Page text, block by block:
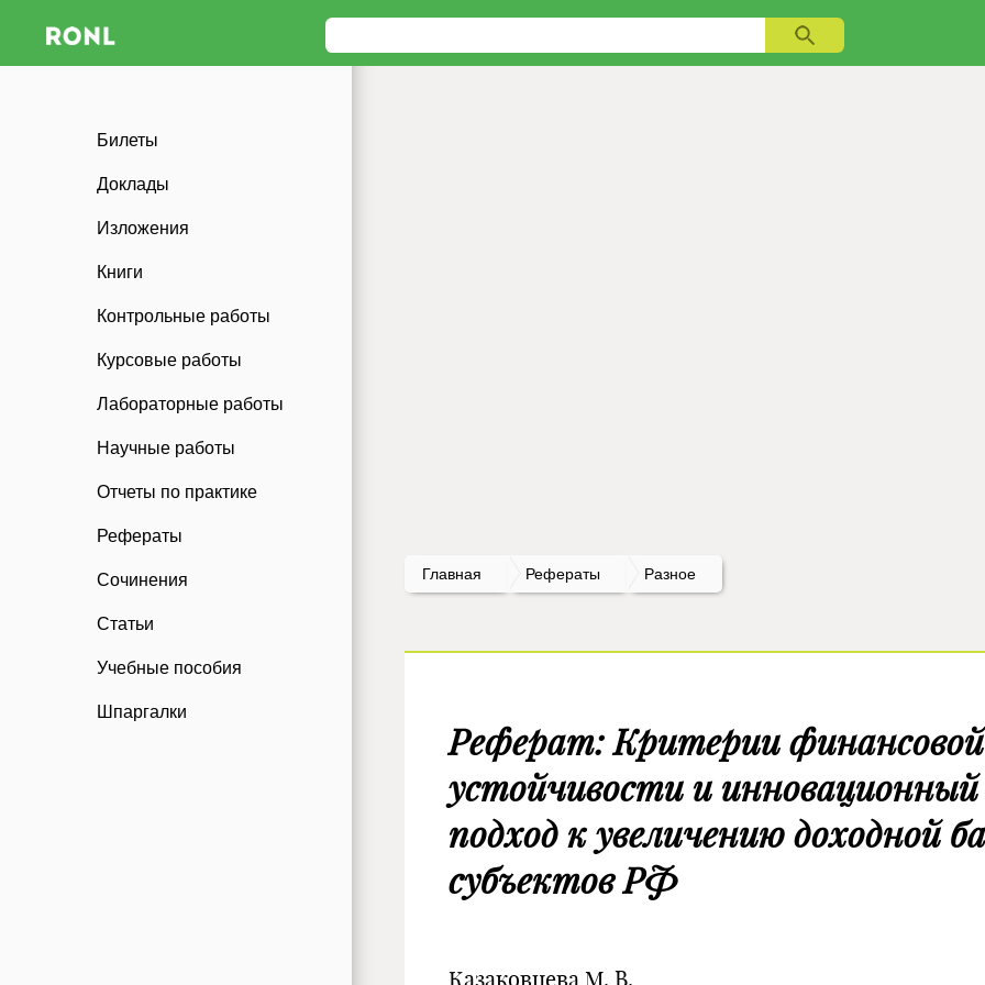
Билеты
Доклады
Изложения
Книги
Контрольные работы
Курсовые работы
Лабораторные работы
Научные работы
Отчеты по практике
Рефераты
Сочинения
Статьи
Учебные пособия
Шпаргалки
Главная Рефераты Разное
Реферат: Критерии финансовой
устойчивости и инновационный
подход к увеличению доходной
субъектов РФ
Казаковцева М. В.